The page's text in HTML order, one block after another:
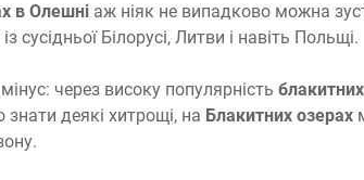
в Олешні аж ніяк не випадково можна
сусідньої Білорусі, Литви і навіть Польщі.
через високу популярність
деякі хитрощі, на Блакитних озерах